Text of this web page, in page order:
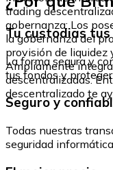
trading
gobernanza: Los
la gobernanza del
provisión de liquidez
Ampliamente
descentralizadas.
descentralizado te
Tu custodias
La forma segura y
tus fondos y
Seguro y
Todas nuestras
seguridad